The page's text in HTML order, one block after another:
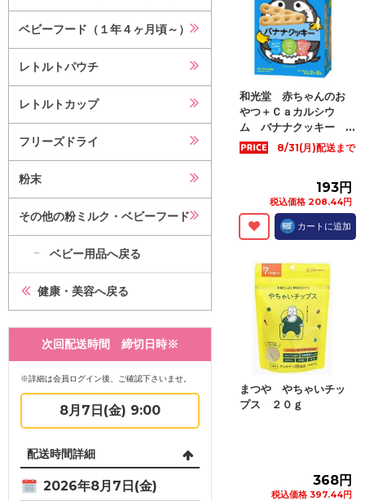
ベビーフード（１年４ヶ月頃～）
レトルトパウチ
レトルトカップ
フリーズドライ
粉末
その他の粉ミルク・ベビーフード
ベビー用品へ戻る
健康・美容へ戻る
次回配送時間 締切日時※
※詳細は会員ログイン後、ご確認下さいませ。
8月7日(金) 9:00
配送時間詳細
2026年8月7日(金)
和光堂 赤ちゃんのお
やつ＋Ｃａカルシウ
ム バナナクッキー ...
8/31(月)配送まで
193円
税込価格 208.44円
カートに追加
まつや やちゃいチッ
プス ２０ｇ
368円
税込価格 397.44円